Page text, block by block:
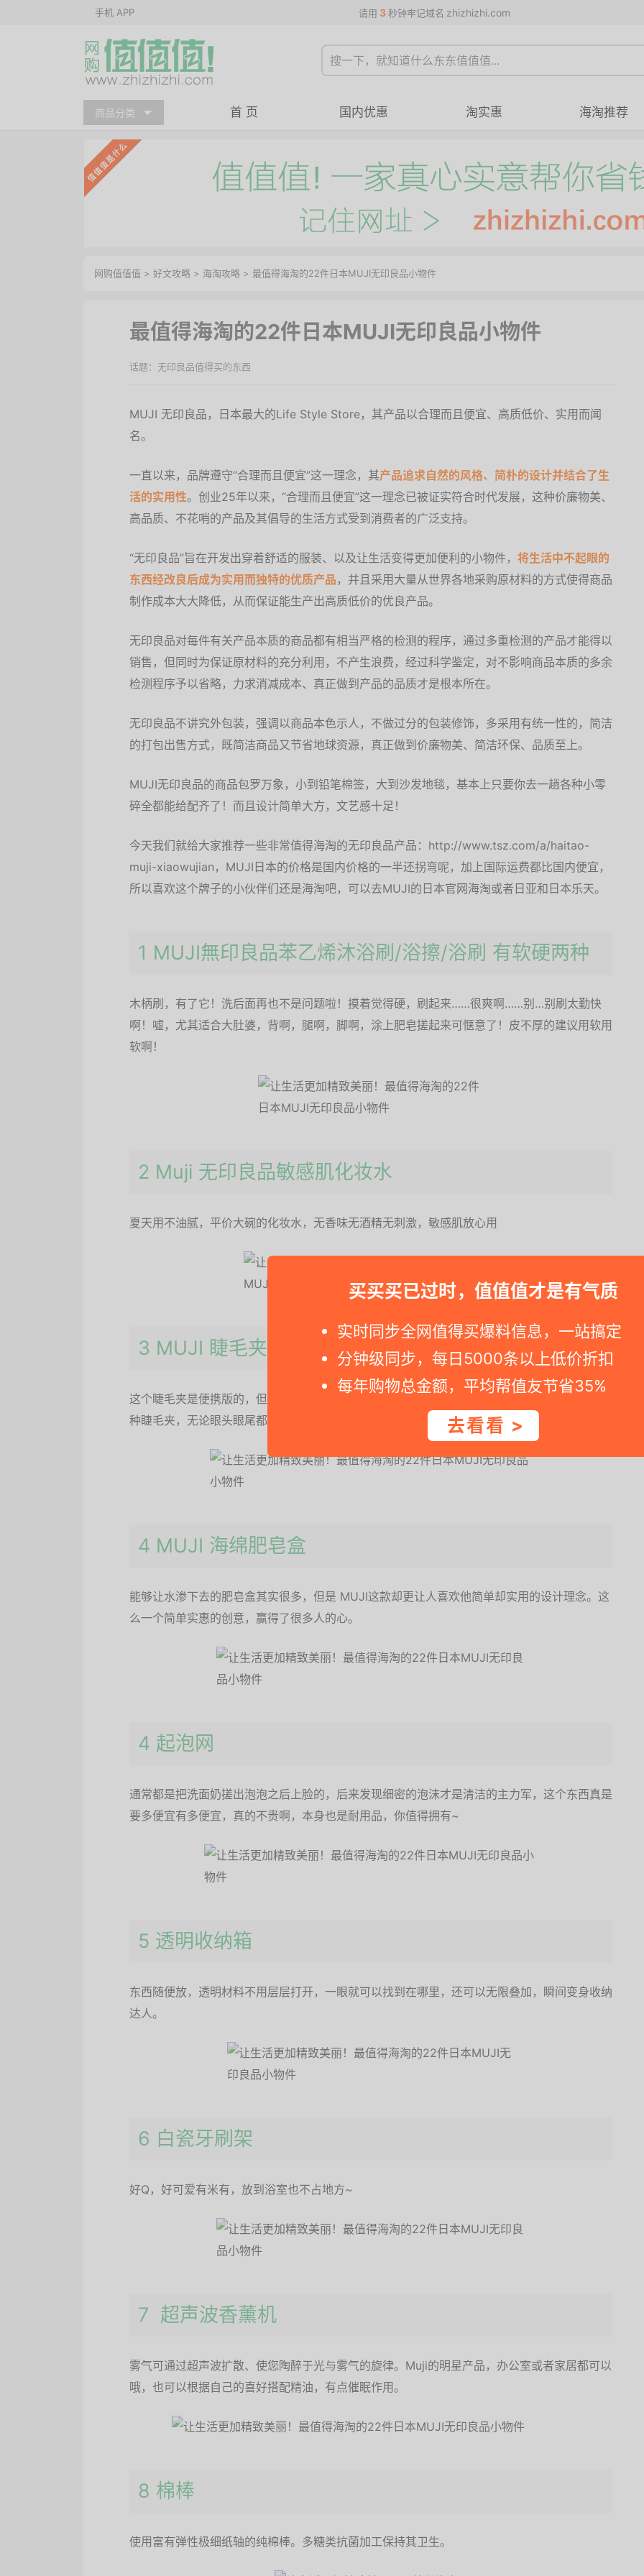
手机 APP 请用 3 秒钟牢记域名 zhizhizhi.com
商品分类 首 页 国内优惠 淘实惠 海淘推荐
买买买已过时，值值值才是有气质
实时同步全网值得买爆料信息，一站搞定
分钟级同步，每日5000条以上低价折扣
每年购物总金额，平均帮值友节省35%
去看看 >
网购值值值 > 好文攻略 > 海淘攻略 > 最值得海淘的22件日本MUJI无印良品小物件
最值得海淘的22件日本MUJI无印良品小物件
无印良品值得买的东西
MUJI 无印良品，日本最大的Life Style Store，其产品以合理而且便宜、高质低价、实用而闻
名。
一直以来，品牌遵守“合理而且便宜”这一理念，其产品追求自然的风格、简朴的设计并结合了生
活的实用性。创业25年以来，“合理而且便宜”这一理念已被证实符合时代发展，这种价廉物美、
高品质、不花哨的产品及其倡导的生活方式受到消费者的广泛支持。
“无印良品”旨在开发出穿着舒适的服装、以及让生活变得更加便利的小物件， 将生活中不起眼的
东西经改良后成为实用而独特的优质产品 ，并且采用大量从世界各地采购原材料的方式使得商品
制作成本大大降低，从而保证能生产出高质低价的优良产品。
无印良品对每件有关产品本质的商品都有相当严格的检测的程序，通过多重检测的产品才能得以
销售，但同时为保证原材料的充分利用，不产生浪费，经过科学鉴定，对不影响商品本质的多余
检测程序予以省略，力求消减成本、真正做到产品的品质才是根本所在。
无印良品不讲究外包装，强调以商品本色示人，不做过分的包装修饰，多采用有统一性的，简洁
的打包出售方式，既简洁商品又节省地球资源，真正做到价廉物美、简洁环保、品质至上。
MUJI无印良品的商品包罗万象，小到铅笔棉签，大到沙发地毯，基本上只要你去一趟各种小零
碎全都能给配齐了！而且设计简单大方，文艺感十足！
今天我们就给大家推荐一些非常值得海淘的无印良品产品：http://www.tsz.com/a/haitao-
muji-xiaowujian，MUJI日本的价格是国内价格的一半还拐弯呢，加上国际运费都比国内便宜，
所以喜欢这个牌子的小伙伴们还是海淘吧，可以去MUJI的日本官网海淘或者日亚和日本乐天。
1 MUJI無印良品苯乙烯沐浴刷/浴擦/浴刷 有软硬两种
木柄刷，有了它！洗后面再也不是问题啦！摸着觉得硬，刷起来……很爽啊……别…别刷太勤快
啊！嘘，尤其适合大肚婆，背啊，腿啊，脚啊，涂上肥皂搓起来可惬意了！皮不厚的建议用软用
软啊！
2 Muji 无印良品敏感肌化妆水
夏天用不油腻，平价大碗的化妆水，无香味无酒精无刺激，敏感肌放心用
3 MUJI 睫毛夹
这个睫毛夹是便携版的，但是很多人评论都说这是自己用过的最好用的睫毛夹。它是无死角的那
种睫毛夹，无论眼头眼尾都可以夹的到。小小的放在化妆包里也不会有负担，旅行必备。
4 MUJI 海绵肥皂盒
能够让水渗下去的肥皂盒其实很多，但是 MUJI这款却更让人喜欢他简单却实用的设计理念。这
么一个简单实惠的创意，赢得了很多人的心。
4 起泡网
通常都是把洗面奶搓出泡泡之后上脸的，后来发现细密的泡沫才是清洁的主力军，这个东西真是
要多便宜有多便宜，真的不贵啊，本身也是耐用品，你值得拥有~
5 透明收纳箱
东西随便放，透明材料不用层层打开，一眼就可以找到在哪里，还可以无限叠加，瞬间变身收纳
达人。
6 白瓷牙刷架
好Q，好可爱有米有，放到浴室也不占地方~
7 超声波香薰机
雾气可通过超声波扩散、使您陶醉于光与雾气的旋律。Muji的明星产品，办公室或者家居都可以
哦，也可以根据自己的喜好搭配精油，有点催眠作用。
8 棉棒
使用富有弹性极细纸轴的纯棉棒。多糖类抗菌加工保持其卫生。